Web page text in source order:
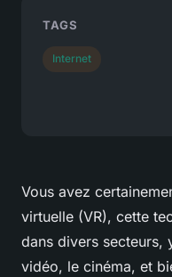
Vous avez
virtuelle (VR), cette
dans divers secteurs,
vidéo, le cinéma, et
TAGS
Internet